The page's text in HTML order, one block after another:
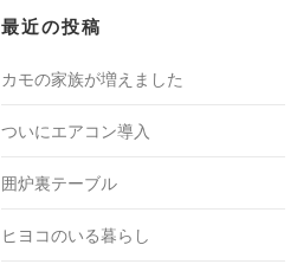
最近の投稿
カモの家族が増えました
ついにエアコン導入
囲炉裏テーブル
ヒヨコのいる暮らし